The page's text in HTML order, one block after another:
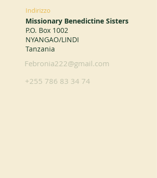
Indirizzo
Missionary Benedictine Sisters
P.O. Box 1002
NYANGAO/LINDI
Tanzania
Febronia222@gmail.com
+255 786 83 34 74